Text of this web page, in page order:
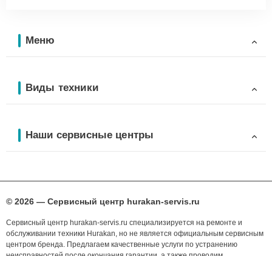
Меню
Виды техники
Наши сервисные центры
© 2026 — Сервисный центр hurakan-servis.ru
Сервисный центр hurakan-servis.ru специализируется на ремонте и
обслуживании техники Hurakan, но не является официальным сервисным
центром бренда. Предлагаем качественные услуги по устранению